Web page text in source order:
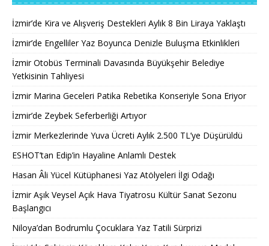
İzmir’de Kira ve Alışveriş Destekleri Aylık 8 Bin Liraya Yaklaştı
İzmir’de Engelliler Yaz Boyunca Denizle Buluşma Etkinlikleri
İzmir Otobüs Terminali Davasında Büyükşehir Belediye
Yetkisinin Tahliyesi
İzmir Marina Geceleri Patika Rebetika Konseriyle Sona Eriyor
İzmir’de Zeybek Seferberliği Artıyor
İzmir Merkezlerinde Yuva Ücreti Aylık 2.500 TL’ye Düşürüldü
ESHOT’tan Edip’in Hayaline Anlamlı Destek
Hasan Âli Yücel Kütüphanesi Yaz Atölyeleri İlgi Odağı
İzmir Aşık Veysel Açık Hava Tiyatrosu Kültür Sanat Sezonu
Başlangıcı
Niloya’dan Bodrumlu Çocuklara Yaz Tatili Sürprizi